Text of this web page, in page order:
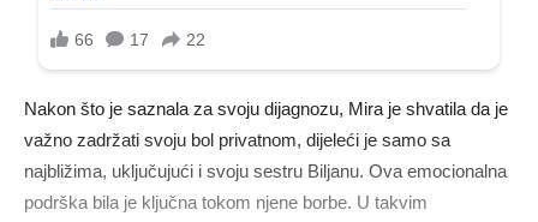
Nakon što je saznala za svoju dijagnozu, Mira je shvatila da je
važno zadržati svoju bol privatnom, dijeleći je samo sa
najbližima, uključujući i svoju sestru Biljanu. Ova emocionalna
podrška bila je ključna tokom njene borbe. U takvim